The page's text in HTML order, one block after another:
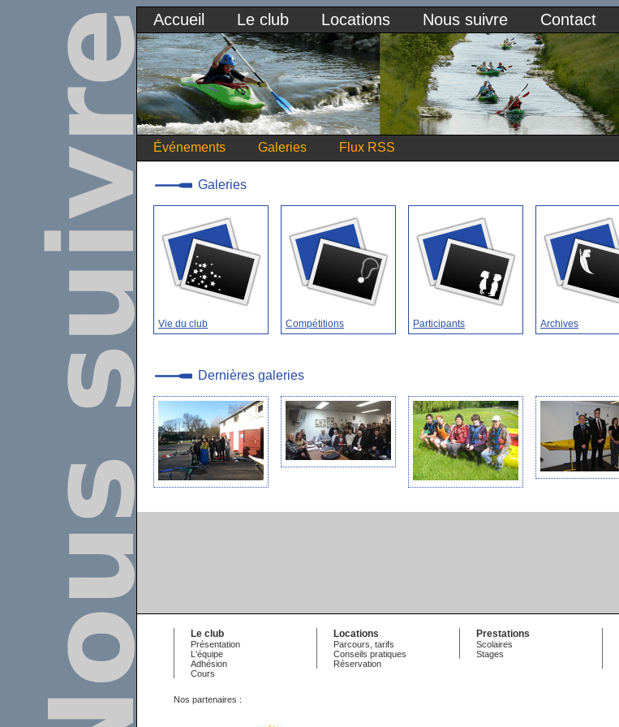
Accueil Le club Locations Nous suivre Contact
Événements Galeries Flux RSS
Galeries
Vie du club Compétitions Participants Archives
Dernières galeries
Le club
Présentation
L'équipe
Adhésion
Cours
Locations
Parcours, tarifs
Conseils pratiques
Réservation
Prestations
Scolaires
Stages
Nos partenaires :